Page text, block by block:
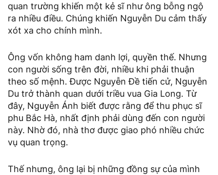
quan trường khiến một kẻ sĩ như ông bỗng ngộ
ra nhiều điều. Chúng khiến Nguyễn Du cảm thấy
xót xa cho chính mình.
Ông vốn không ham danh lợi, quyền thế. Nhưng
con người sống trên đời, nhiều khi phải thuận
theo số mệnh. Được Nguyễn Đề tiến cử, Nguyễn
Du trở thành quan dưới triều vua Gia Long. Từ
đây, Nguyễn Ánh biết được rằng để thu phục sĩ
phu Bắc Hà, nhất định phải dùng đến con người
này. Nhờ đó, nhà thơ được giao phó nhiều chức
vụ quan trọng.
Thế nhưng, ông lại bị những đồng sự của mình